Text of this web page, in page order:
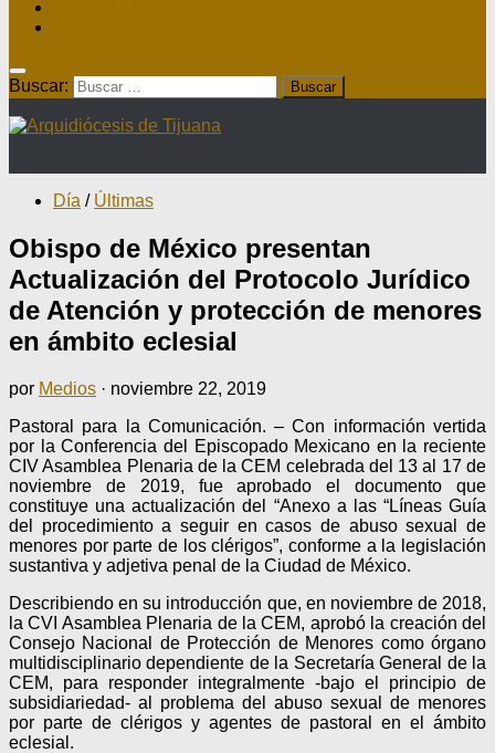
Buscar:
Día / Últimas
Obispo de México presentan
Actualización del Protocolo Jurídico
de Atención y protección de menores
en ámbito eclesial
por Medios · noviembre 22, 2019
Pastoral para la Comunicación. – Con información vertida
por la Conferencia del Episcopado Mexicano en la reciente
CIV Asamblea Plenaria de la CEM celebrada del 13 al 17 de
noviembre de 2019, fue aprobado el documento que
constituye una actualización del “Anexo a las “Líneas Guía
del procedimiento a seguir en casos de abuso sexual de
menores por parte de los clérigos”, conforme a la legislación
sustantiva y adjetiva penal de la Ciudad de México.
Describiendo en su introducción que, en noviembre de 2018,
la CVI Asamblea Plenaria de la CEM, aprobó la creación del
Consejo Nacional de Protección de Menores como órgano
multidisciplinario dependiente de la Secretaría General de la
CEM, para responder integralmente -bajo el principio de
subsidiariedad- al problema del abuso sexual de menores
por parte de clérigos y agentes de pastoral en el ámbito
eclesial.